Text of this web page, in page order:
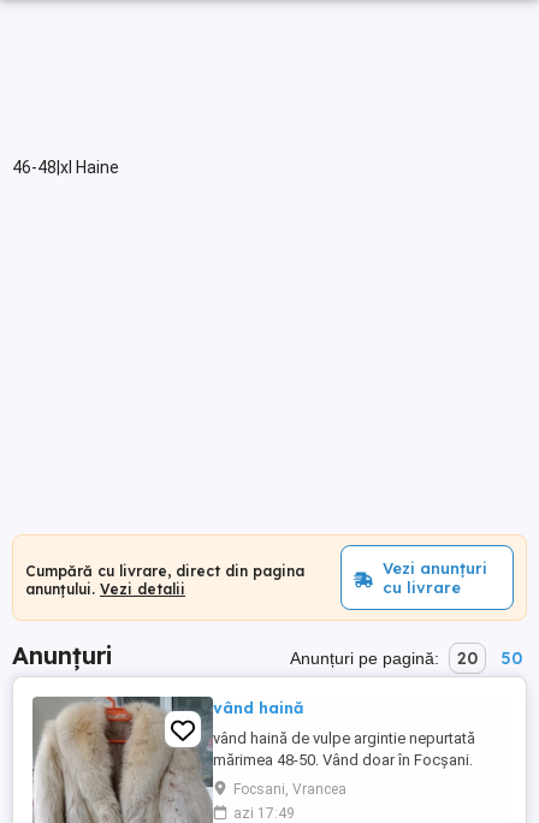
46-48|xl Haine
Cumpără cu livrare, direct din pagina
anunțului. Vezi detalii
Vezi anunțuri
cu livrare
Anunțuri Anunțuri pe pagină: 20 50
vând haină
vând haină de vulpe argintie nepurtată
mărimea 48-50. Vând doar în Focșani.
Focsani, Vrancea
azi 17:49